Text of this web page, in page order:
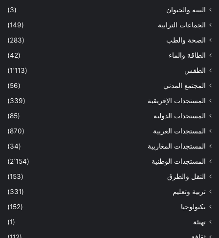
البيىة والحيوان
(3)
الجماعات الترابية
(149)
الصحة والطب
(283)
الطاقة والماء
(42)
الطقس
(1٬113)
المجتمع المدني
(56)
المستجدات الإفريقية
(339)
المستجدات الدولية
(85)
المستجدات العربية
(870)
المستجدات المغاربية
(34)
المستجدات الوطنية
(2٬154)
النقل والطرق
(153)
تربية وتعليم
(331)
تكنولوجيا
(152)
تهنئة
(1)